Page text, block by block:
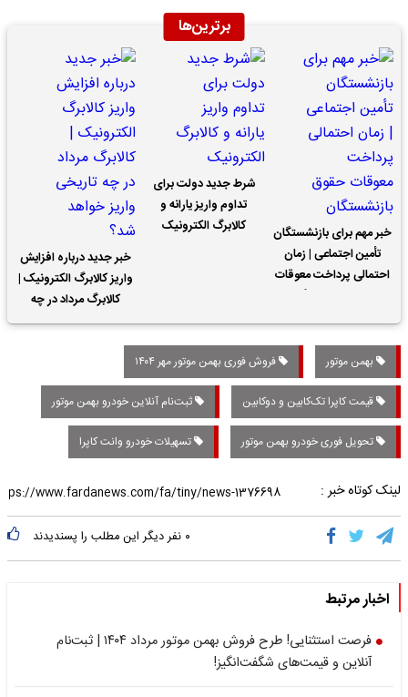
برترین‌ها
خبر مهم برای بازنشستگان
تأمین اجتماعی | زمان
احتمالی پرداخت معوقات
شرط جدید دولت برای
تداوم واریز یارانه و
کالابرگ الکترونیک
خبر جدید درباره افزایش
واریز کالابرگ الکترونیک |
کالابرگ مرداد در چه
تاریخی واریز خواهد شد؟
بهمن موتور فروش فوری بهمن موتور مهر ۱۴۰۴
قیمت کاپرا تک‌کابین و دوکابین ثبت‌نام آنلاین خودرو بهمن موتور
تحویل فوری خودرو بهمن موتور تسهیلات خودرو وانت کاپرا
لینک کوتاه خبر :
۰ نفر دیگر این مطلب را پسندیدند
اخبار مرتبط
فرصت استثنایی! طرح فروش بهمن موتور مرداد ۱۴۰۴ | ثبت‌نام
آنلاین و قیمت‌های شگفت‌انگیز!